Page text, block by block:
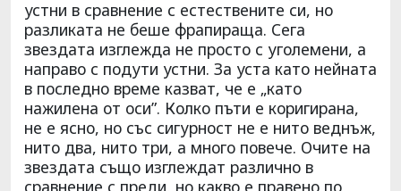
устни в сравнение с естествените си, но
разликата не беше фрапираща. Сега
звездата изглежда не просто с уголемени, а
направо с подути устни. За уста като нейната
в последно време казват, че е „като
нажилена от оси”. Колко пъти е коригирана,
не е ясно, но със сигурност не е нито веднъж,
нито два, нито три, а много повече. Очите на
звездата също изглеждат различно в